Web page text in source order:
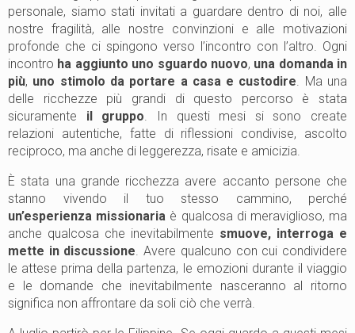
personale, siamo stati invitati a guardare dentro di noi, alle
nostre fragilità, alle nostre convinzioni e alle motivazioni
profonde che ci spingono verso l’incontro con l’altro. Ogni
incontro ha aggiunto uno sguardo nuovo, una domanda in
più, uno stimolo da portare a casa e custodire . Ma una
delle ricchezze più grandi di questo percorso è stata
sicuramente il gruppo . In questi mesi si sono create
relazioni autentiche, fatte di riflessioni condivise, ascolto
reciproco, ma anche di leggerezza, risate e amicizia.
È stata una grande ricchezza avere accanto persone che
stanno vivendo il tuo stesso cammino, perché
un’esperienza missionaria è qualcosa di meraviglioso, ma
anche qualcosa che inevitabilmente smuove, interroga e
mette in discussione . Avere qualcuno con cui condividere
le attese prima della partenza, le emozioni durante il viaggio
e le domande che inevitabilmente nasceranno al ritorno
significa non affrontare da soli ciò che verrà.